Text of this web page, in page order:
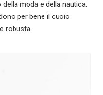
moda e della nautica.
per bene il cuoio
robusta.